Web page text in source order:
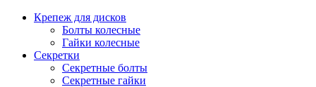
Крепеж для дисков
Болты колесные
Гайки колесные
Секретки
Секретные болты
Секретные гайки